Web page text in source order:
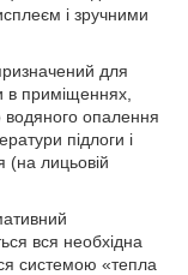
і зручними
для
в приміщеннях,
опалення
підлоги і
(на лицьовій
вся необхідна
системою «тепла